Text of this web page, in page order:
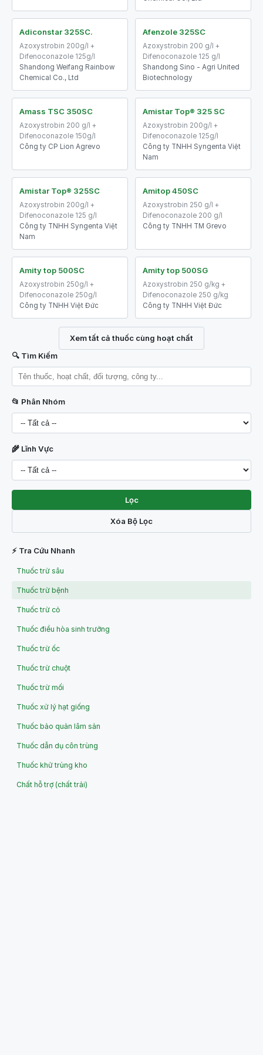
Adiconstar 325SC.
Azoxystrobin 200g/l +
Difenoconazole 125g/l
Shandong Weifang Rainbow
Chemical Co., Ltd
Afenzole 325SC
Azoxystrobin 200 g/l +
Difenoconazole 125 g/l
Shandong Sino - Agri United
Biotechnology
Amass TSC 350SC
Azoxystrobin 200 g/l +
Difenoconazole 150g/l
Công ty CP Lion Agrevo
Amistar Top® 325 SC
Azoxystrobin 200g/l +
Difenoconazole 125g/l
Công ty TNHH Syngenta Việt
Nam
Amistar Top® 325SC
Azoxystrobin 200g/l +
Difenoconazole 125 g/l
Công ty TNHH Syngenta Việt
Nam
Amitop 450SC
Azoxystrobin 250 g/l +
Difenoconazole 200 g/l
Công ty TNHH TM Grevo
Amity top 500SC
Azoxystrobin 250g/l +
Difenoconazole 250g/l
Công ty TNHH Việt Đức
Amity top 500SG
Azoxystrobin 250 g/kg +
Difenoconazole 250 g/kg
Công ty TNHH Việt Đức
Xem tất cả thuốc cùng hoạt chất
🔍 Tìm Kiếm
📂 Phân Nhóm
🌾 Lĩnh Vực
Lọc
Xóa Bộ Lọc
⚡ Tra Cứu Nhanh
Thuốc trừ sâu
Thuốc trừ bệnh
Thuốc trừ cỏ
Thuốc điều hòa sinh trưởng
Thuốc trừ ốc
Thuốc trừ chuột
Thuốc trừ mối
Thuốc xử lý hạt giống
Thuốc bảo quản lâm sản
Thuốc dẫn dụ côn trùng
Thuốc khử trùng kho
Chất hỗ trợ (chất trải)